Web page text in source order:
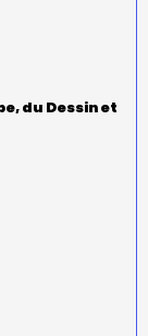
du Dessin et